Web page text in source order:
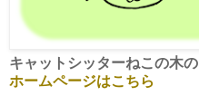
キャットシッターねこの木の
ホームページはこちら